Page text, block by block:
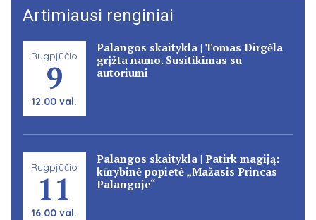
Artimiausi renginiai
Rugpjūčio
9
12.00 val.
Palangos skaitykla | Tomas Dirgėla
grįžta namo. Susitikimas su
autoriumi
Rugpjūčio
11
16.00 val.
Palangos skaitykla | Patirk magiją:
kūrybinė popietė „Mažasis Princas
Palangoje“